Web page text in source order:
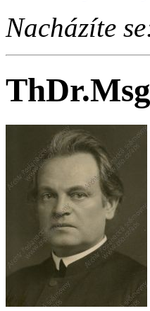
Nacházíte